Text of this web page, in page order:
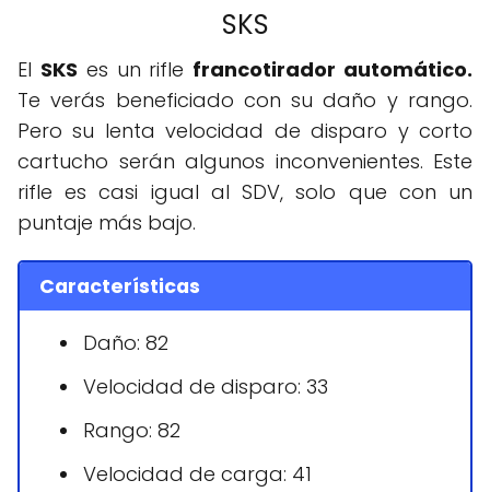
SKS
El SKS es un rifle francotirador automático.
Te verás beneficiado con su daño y rango.
Pero su lenta velocidad de disparo y corto
cartucho serán algunos inconvenientes. Este
rifle es casi igual al SDV, solo que con un
puntaje más bajo.
Características
Daño: 82
Velocidad de disparo: 33
Rango: 82
Velocidad de carga: 41